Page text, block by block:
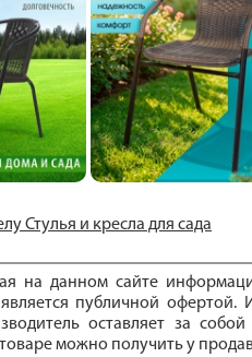
Стулья и кресла для сада
на данном сайте
публичной офертой.
оставляет за
можно получить у